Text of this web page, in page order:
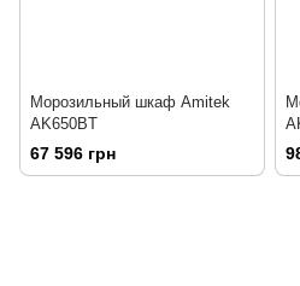
Морозильный шкаф Amitek
AK650BT
67 596 грн